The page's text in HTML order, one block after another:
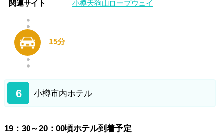
関連サイト 小樽天狗山ロープウェイ
15分
6 小樽市内ホテル
19：30～20：00頃ホテル到着予定